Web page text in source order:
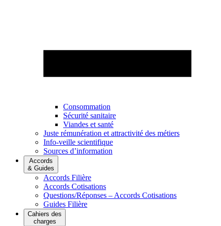
Consommation
Sécurité sanitaire
Viandes et santé
Juste rémunération et attractivité des métiers
Info-veille scientifique
Sources d’information
Accords
& Guides
Accords Filière
Accords Cotisations
Questions/Réponses – Accords Cotisations
Guides Filière
Cahiers des
charges